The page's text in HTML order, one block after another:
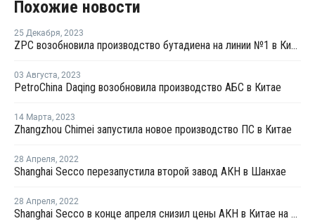
Похожие новости
25 Декабря, 2023
ZPC возобновила производство бутадиена на линии №1 в Китае
03 Августа, 2023
PetroChina Daqing возобновила производство АБС в Китае
14 Марта, 2023
Zhangzhou Chimei запустила новое производство ПС в Китае
28 Апреля, 2022
Shanghai Secco перезапустила второй завод АКН в Шанхае
28 Апреля, 2022
Shanghai Secco в конце апреля снизил цены АКН в Китае на CNY100 за тонну